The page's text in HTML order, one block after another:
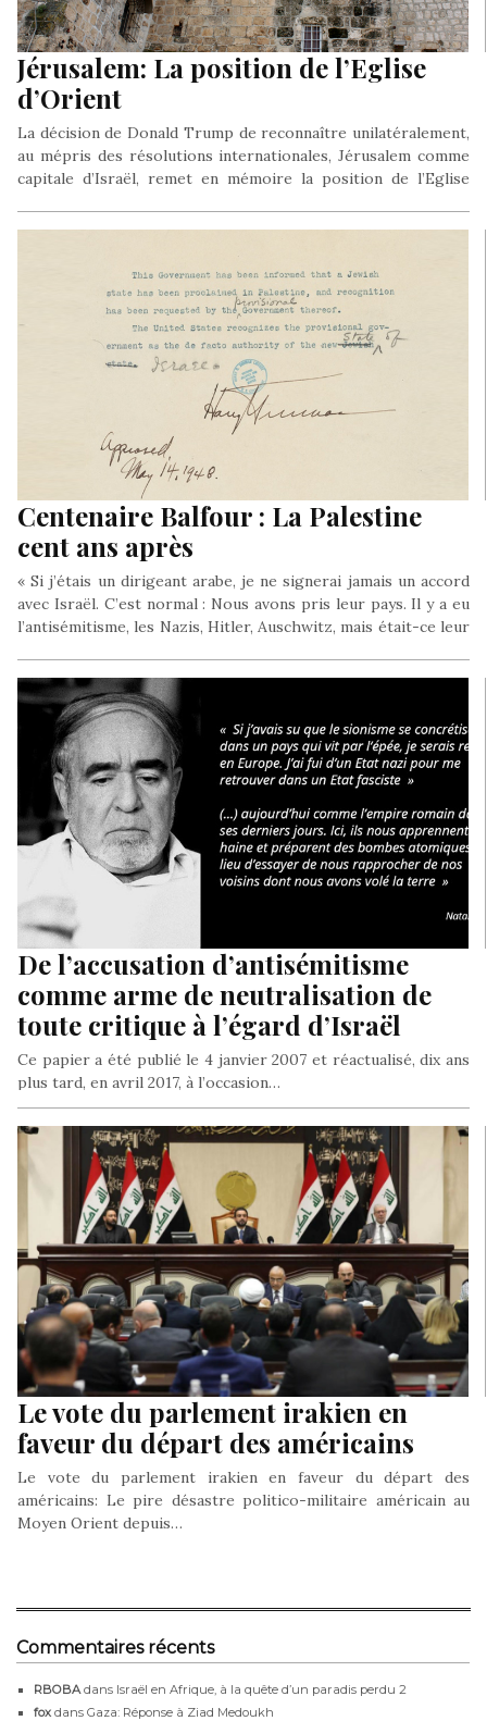
Jérusalem: La position de l’Eglise
d’Orient
La décision de Donald Trump de reconnaître unilatéralement,
au mépris des résolutions internationales, Jérusalem comme
capitale d’Israël, remet en mémoire la position de l’Eglise
Centenaire Balfour : La Palestine
cent ans après
« Si j’étais un dirigeant arabe, je ne signerai jamais un accord
avec Israël. C’est normal : Nous avons pris leur pays. Il y a eu
l’antisémitisme, les Nazis, Hitler, Auschwitz, mais était-ce leur
accepter cela ?»
David Ben Gourion, premier chef du gouvernement israélien,
le 18 juillet 1948, dans les semaines qui suivirent la déclaration
unilatérale d’indépendance de l’État Hébreu.
De l’accusation d’antisémitisme
comme arme de neutralisation de
toute critique à l’égard d’Israël
Ce papier a été publié le 4 janvier 2007 et réactualisé, dix ans
plus tard, en avril 2017, à l’occasion…
Le vote du parlement irakien en
faveur du départ des américains
Le vote du parlement irakien en faveur du départ des
américains: Le pire désastre politico-militaire américain au
Moyen Orient depuis…
Commentaires récents
RBOBA dans Israël en Afrique, à la quête d’un paradis perdu 2
fox dans Gaza: Réponse à Ziad Medoukh